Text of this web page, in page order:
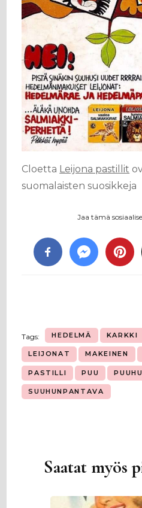
Cloetta Leijona pastillit
suomalaisten suosikkeja
Jaa tämä
Tags: HEDELMÄ KARKKI
LEIJONAT MAKEINEN
PASTILLI PUU
SUUHUNPANTAVA
Artikkelien
Saatat myös